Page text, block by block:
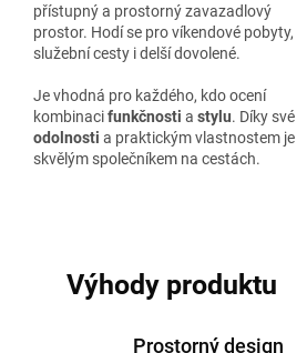
přístupný a prostorný zavazadlový
prostor. Hodí se pro víkendové pobyty,
služební cesty i delší dovolené.
Je vhodná pro každého, kdo ocení
kombinacifunkčnosti a stylu. Díky své
odolnosti a praktickým vlastnostem je
skvělým společníkem na cestách.
Výhody produktu
Prostorný design